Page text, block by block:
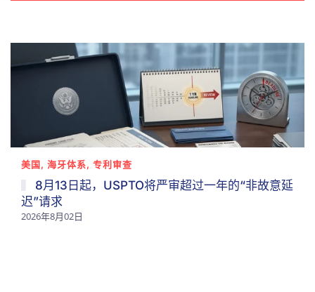
美国, 海牙体系, 专利审查
8月13日起，USPTO将严审超过一年的“非故意延
迟”请求
2026年8月02日